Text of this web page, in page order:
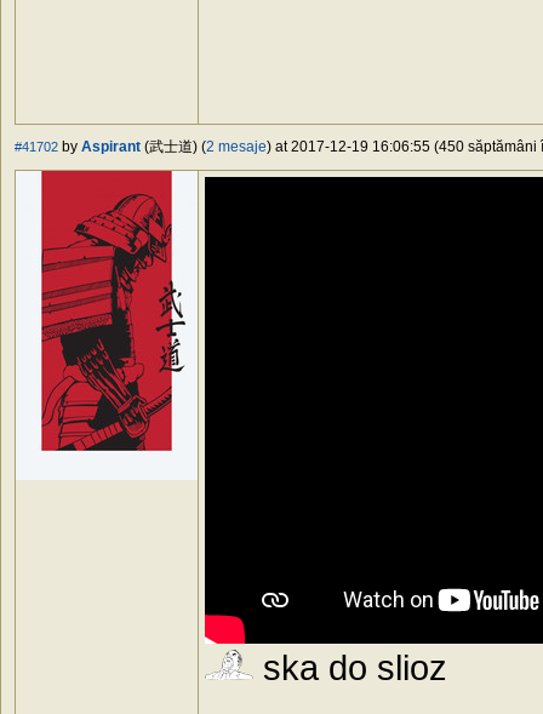
#41702 by Aspirant (武士道) (2 mesaje) at 2017-12-19 16:06:55 (450 săptămâni
ska do slioz